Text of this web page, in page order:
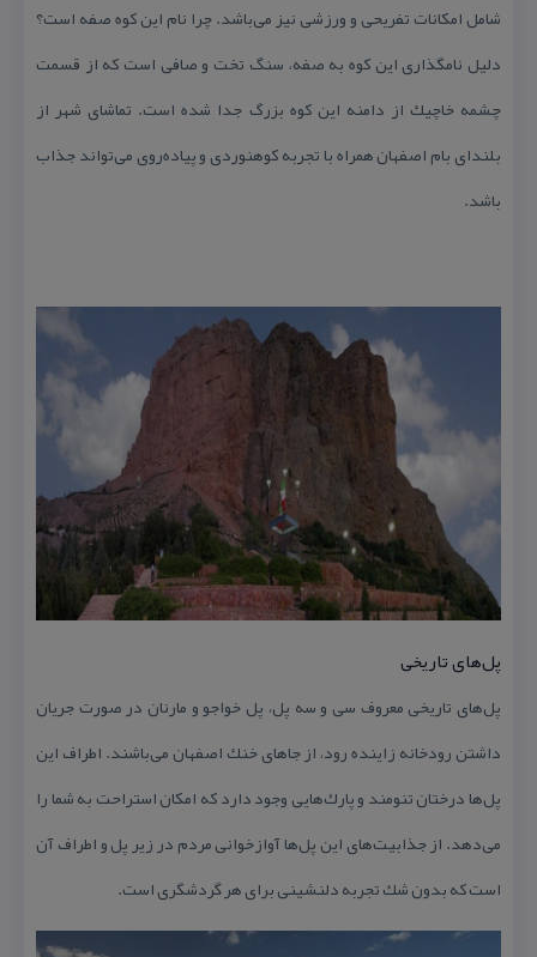
شامل امكانات تفریحی و ورزشی نیز می‌باشد. چرا نام این كوه صفه است؟
دلیل نامگذاری این كوه به صفه، سنگ تخت و صافی است كه از قسمت
چشمه خاچیك از دامنه این كوه بزرگ جدا شده است. تماشای شهر از
بلندای بام اصفهان همراه با تجربه كوهنوردی و پیاده‌روی می‌تواند جذاب
باشد.
پل‌های تاریخی
پل‌های تاریخی معروف سی و سه پل، پل خواجو و مارنان در صورت جریان
داشتن رودخانه زاینده رود، از جاهای خنك اصفهان می‌باشند. اطراف این
پل‌ها درختان تنومند و پارك‌هایی وجود دارد كه امكان استراحت به شما را
می‌دهد. از جذابیت‌های این پل‌ها آوازخوانی مردم در زیر پل‌ و اطراف آن
است كه بدون شك تجربه دلنشینی برای هر گردشگری است.